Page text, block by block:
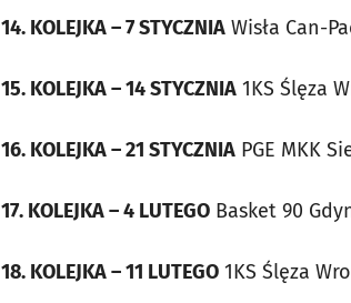
14. KOLEJKA – 7 STYCZNIA Wisła Can-
15. KOLEJKA – 14 STYCZNIA 1KS Ślęza
16. KOLEJKA – 21 STYCZNIA PGE MKK
17. KOLEJKA – 4 LUTEGO Basket 90
18. KOLEJKA – 11 LUTEGO 1KS Ślęza